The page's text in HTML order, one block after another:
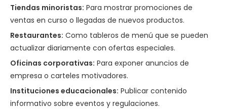
Tiendas minoristas: Para mostrar promociones de
ventas en curso o llegadas de nuevos productos.
Restaurantes: Como tableros de menú que se pueden
actualizar diariamente con ofertas especiales.
Oficinas corporativas: Para exponer anuncios de
empresa o carteles motivadores.
Instituciones educacionales: Publicar contenido
informativo sobre eventos y regulaciones.